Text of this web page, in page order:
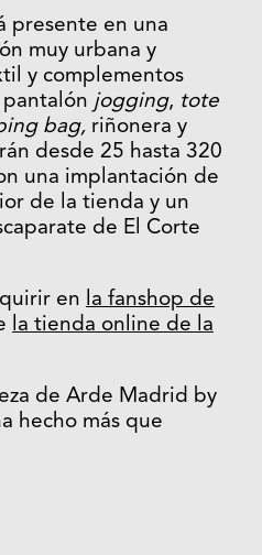
presente en una
muy urbana y
y complementos
pantalón jogging, tote
bag, riñonera y
desde 25 hasta 320
una implantación de
de la tienda y un
de El Corte
en la fanshop de
la tienda online de la
de Arde Madrid by
hecho más que